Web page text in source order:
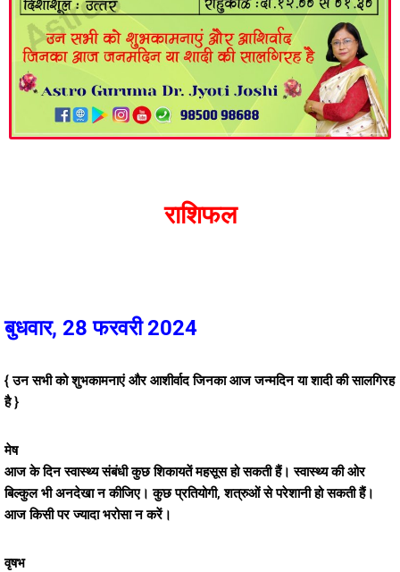
राशिफल
बुधवार, 28 फरवरी 2024
{ उन सभी को शुभकामनाएं और आशीर्वाद जिनका आज जन्मदिन या शादी की सालगिरह
है }
मेष
आज के दिन स्वास्थ्य संबंधी कुछ शिकायतें महसूस हो सकती हैं। स्वास्थ्य की ओर
बिल्कुल भी अनदेखा न कीजिए। कुछ प्रतियोगी, शत्रुओं से परेशानी हो सकती हैं।
आज किसी पर ज्यादा भरोसा न करें।
वृषभ